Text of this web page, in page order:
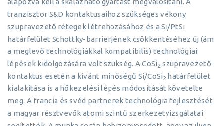
alapozva kell a skálázható gyártást megvalósítani. A
tranzisztor S&D kontaktusaihoz szükséges vékony
szupravezető rétegek létrehozásához és a Si/PtSi
határfelület Schottky-barrierjének csökkentéséhez új (ám
a meglevő technológiákkal kompatibilis) technológiai
lépések kidolgozására volt szükség. A CoSi2 szupravezető
kontaktus esetén a kívánt minőségű Si/CoSi2 határfelület
kialakítása is a hőkezelési lépés módosítását követelte
meg. A francia és svéd partnerek technológia fejlesztését
a magyar résztvevők atomi szintű szerkezetvizsgálatai